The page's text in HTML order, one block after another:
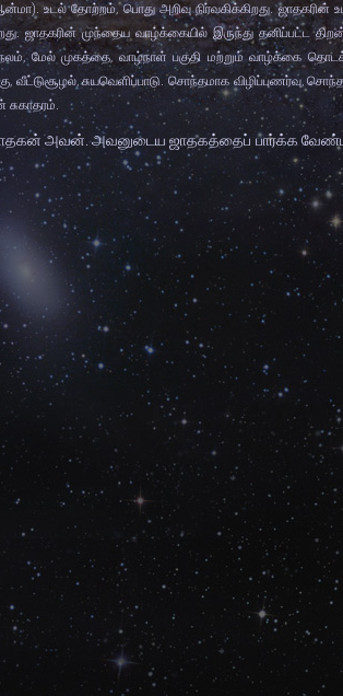
உடல் தோற்றம்,பொது அறிவு நிர்வகிக்கிறது. ஜாதகரின்
ஜாதகரின் முந்தைய வாழ்க்கையில் இருந்து தனிப்பட்ட
,மேல் முகத்தை, வாழ்நாள் பகுதி மற்றும் வாழ்க்கை
, வீட்டுசூழல்,சுயவெளிப்பாடு. சொந்தமாக விழிப்புணர்வு,
சுகாதரம்.
அவன். அவனுடைய ஜாதகத்தைப் பார்க்க